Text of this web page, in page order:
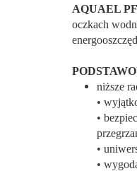
AQUAEL
oczkach
niższe
•
•
•
•